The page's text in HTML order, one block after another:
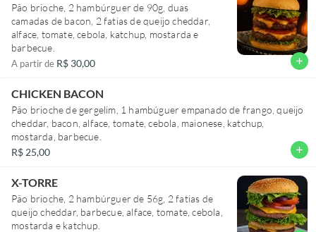
Pão brioche, 2 hambúrguer de 90g, duas
camadas de bacon, 2 fatias de queijo cheddar,
alface, tomate, cebola, katchup, mostarda e
barbecue.
A partir de R$ 30,00 add
CHICKEN BACON
Pão brioche de gergelim, 1 hambúguer empanado de frango, queijo
cheddar, bacon, alface, tomate, cebola, maionese, katchup,
mostarda, barbecue.
R$ 25,00
add
X-TORRE
Pão brioche, 2 hambúrguer de 56g, 2 fatias de
queijo cheddar, barbecue, alface, tomate, cebola,
mostarda e katchup.